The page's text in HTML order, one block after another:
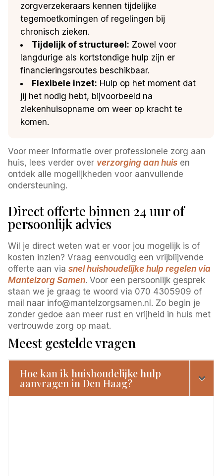
zorgverzekeraars kennen tijdelijke
tegemoetkomingen of regelingen bij
chronisch zieken.
Tijdelijk of structureel: Zowel voor
langdurige als kortstondige hulp zijn er
financieringsroutes beschikbaar.
Flexibele inzet: Hulp op het moment dat
jij het nodig hebt, bijvoorbeeld na
ziekenhuisopname om weer op kracht te
komen.
Voor meer informatie over professionele zorg aan
huis, lees verder over verzorging aan huis en
ontdek alle mogelijkheden voor aanvullende
ondersteuning.
Direct offerte binnen 24 uur of
persoonlijk advies
Wil je direct weten wat er voor jou mogelijk is of
kosten inzien? Vraag eenvoudig een vrijblijvende
offerte aan viasnel huishoudelijke hulp regelen via
Mantelzorg Samen. Voor een persoonlijk gesprek
staan we je graag te woord via 070 4305909 of
mail naar info@mantelzorgsamen.nl. Zo begin je
zonder gedoe aan meer rust en vrijheid in huis met
vertrouwde zorg op maat.
Meest gestelde vragen
Hoe kan ik huishoudelijke hulp
aanvragen in Den Haag?